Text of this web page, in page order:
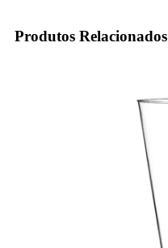
Produtos Relacionados